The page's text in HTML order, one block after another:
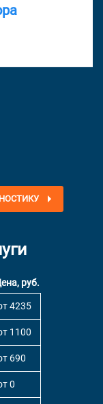
руб.
4235
1100
690
0